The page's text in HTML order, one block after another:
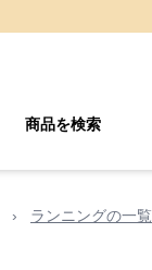
商品を検索
› ランニングの一覧